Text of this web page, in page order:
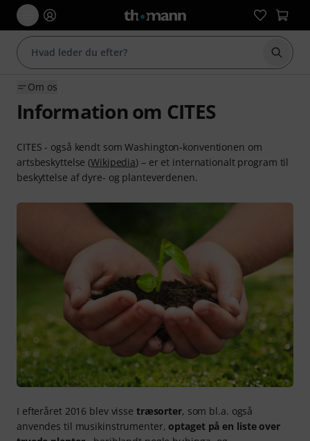
Start
Om os
Information om CITES
CITES - også kendt som Washington-konventionen om
artsbeskyttelse (Wikipedia) – er et internationalt program til
beskyttelse af dyre- og planteverdenen.
I efteråret 2016 blev visse træsorter, som bl.a. også
anvendes til musikinstrumenter, optaget på en liste over